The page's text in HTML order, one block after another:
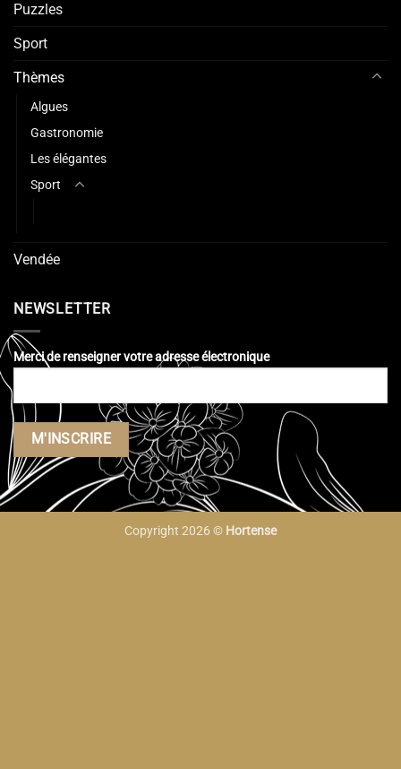
Puzzles
Sport
Thèmes
Algues
Gastronomie
Les élégantes
Sport
Vendée
NEWSLETTER
Merci de renseigner votre adresse électronique
Copyright 2026 © Hortense